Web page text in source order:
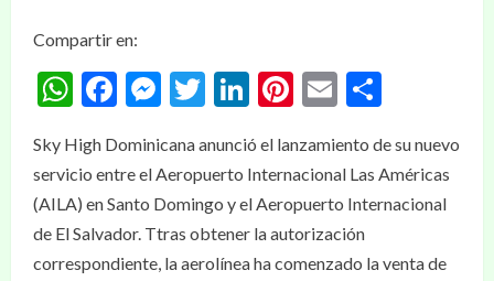
Compartir en:
WhatsApp
Facebook
Messenger
Twitter
LinkedIn
Pinterest
Email
Sky High Dominicana anunció el lanzamiento de su nuevo
servicio entre el Aeropuerto Internacional Las Américas
(AILA) en Santo Domingo y el Aeropuerto Internacional
de El Salvador. Ttras obtener la autorización
correspondiente, la aerolínea ha comenzado la venta de